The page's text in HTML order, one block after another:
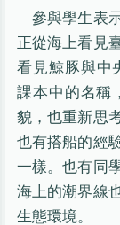
參與學生表
正從海上看見
看見鯨豚與中
課本中的名稱
貌，也重新思
也有搭船的經
一樣。也有同
海上的潮界線
生態環境。